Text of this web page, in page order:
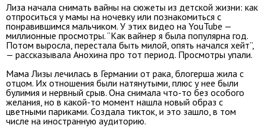
Лиза начала снимать вайны на сюжеты из детской жизни: как
отпроситься у мамы на ночевку или познакомиться с
понравившимся мальчиком. У этих видео на YouTube —
миллионные просмотры. “Как вайнер я была популярна год.
Потом выросла, перестала быть милой, опять начался хейт”,
— рассказывала Анохина про тот период. Просмотры упали.
Мама Лизы лечилась в Германии от рака, блогерша жила с
отцом. Их отношения были натянутыми, плюс у нее были
булимия и нервный срыв. Она снимала что-то без особого
желания, но в какой-то момент нашла новый образ с
цветными париками. Создала тикток, и это зашло, в том
числе на иностранную аудиторию.